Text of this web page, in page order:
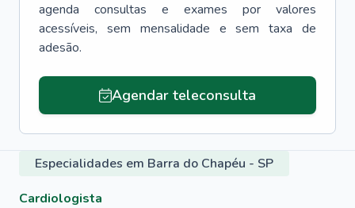
agenda consultas e exames por valores
acessíveis, sem mensalidade e sem taxa de
adesão.
Agendar teleconsulta
Especialidades em Barra do Chapéu - SP
Cardiologista